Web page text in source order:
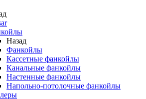
Назад
Фанкойлы
Кассетные фанкойлы
Канальные фанкойлы
Настенные фанкойлы
Напольно-потолочные фанкойлы